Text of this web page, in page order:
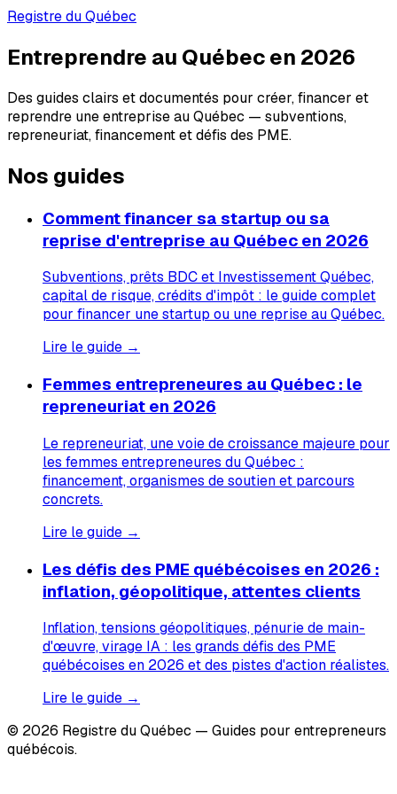
Registre du Québec
Entreprendre au Québec en 2026
Des guides clairs et documentés pour créer, financer et
reprendre une entreprise au Québec — subventions,
repreneuriat, financement et défis des PME.
Nos guides
Comment financer sa startup ou sa
reprise d'entreprise au Québec en 2026
Subventions, prêts BDC et Investissement Québec,
capital de risque, crédits d'impôt : le guide complet
pour financer une startup ou une reprise au Québec.
Lire le guide →
Femmes entrepreneures au Québec : le
repreneuriat en 2026
Le repreneuriat, une voie de croissance majeure pour
les femmes entrepreneures du Québec :
financement, organismes de soutien et parcours
concrets.
Lire le guide →
Les défis des PME québécoises en 2026 :
inflation, géopolitique, attentes clients
Inflation, tensions géopolitiques, pénurie de main-
d'œuvre, virage IA : les grands défis des PME
québécoises en 2026 et des pistes d'action réalistes.
Lire le guide →
© 2026 Registre du Québec — Guides pour entrepreneurs
québécois.